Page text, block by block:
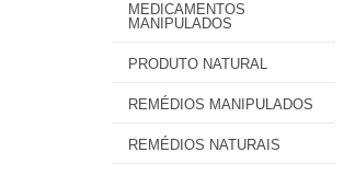
MEDICAMENTOS
MANIPULADOS
PRODUTO NATURAL
REMÉDIOS MANIPULADOS
REMÉDIOS NATURAIS